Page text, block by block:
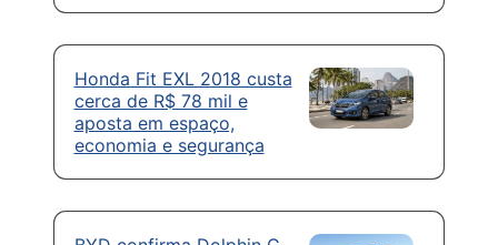
Honda Fit EXL 2018 custa
cerca de R$ 78 mil e
aposta em espaço,
economia e segurança